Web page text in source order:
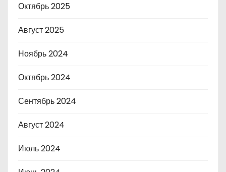
Октябрь 2025
Август 2025
Ноябрь 2024
Октябрь 2024
Сентябрь 2024
Август 2024
Июль 2024